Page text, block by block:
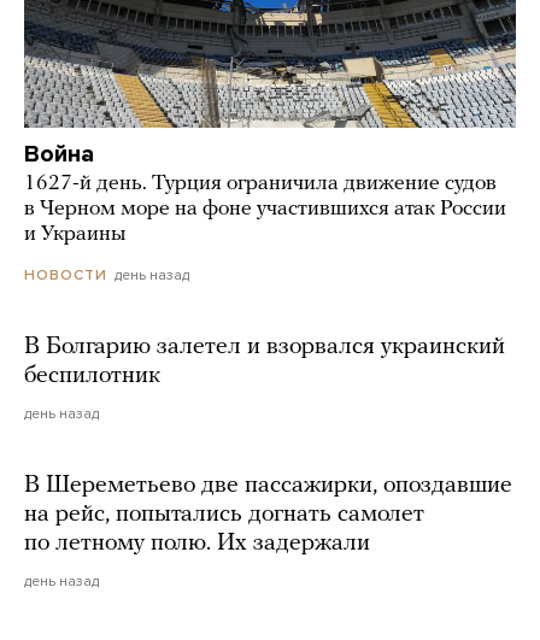
Война
1627-й день. Турция ограничила движение судов
в Черном море на фоне участившихся атак России
и Украины
НОВОСТИ день назад
В Болгарию залетел и взорвался украинский
беспилотник
день назад
В Шереметьево две пассажирки, опоздавшие
на рейс, попытались догнать самолет
по летному полю. Их задержали
день назад